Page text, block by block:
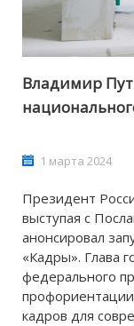
Владимир
1 марта 2024
Президент
выступая с
анонсировал
«Кадры». Глава
федерального
кадров для